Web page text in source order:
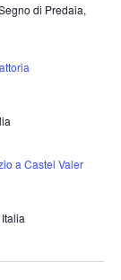
di Predaia,
a Castel Valer